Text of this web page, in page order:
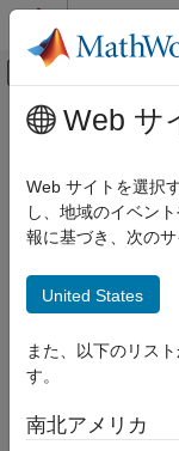
コンテンツへスキップ
オフキャ
リソース
ステータス
メインコンテンツ
Web サ
Web サイトを選択
し、地域のイベン
報に基づき、次の
United States
また、以下のリス
す。
南北アメリカ